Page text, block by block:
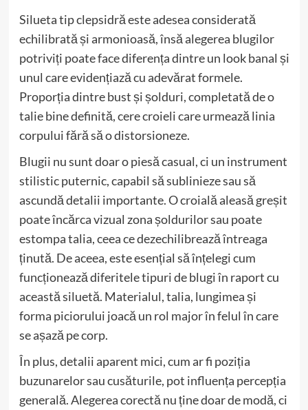
Silueta tip clepsidră este adesea considerată
echilibrată și armonioasă, însă alegerea blugilor
potriviți poate face diferența dintre un look banal și
unul care evidențiază cu adevărat formele.
Proporția dintre bust și șolduri, completată de o
talie bine definită, cere croieli care urmează linia
corpului fără să o distorsioneze.
Blugii nu sunt doar o piesă casual, ci un instrument
stilistic puternic, capabil să sublinieze sau să
ascundă detalii importante. O croială aleasă greșit
poate încărca vizual zona șoldurilor sau poate
estompa talia, ceea ce dezechilibrează întreaga
ținută. De aceea, este esențial să înțelegi cum
funcționează diferitele tipuri de blugi în raport cu
această siluetă. Materialul, talia, lungimea și
forma piciorului joacă un rol major în felul în care
se așază pe corp.
În plus, detalii aparent mici, cum ar fi poziția
buzunarelor sau cusăturile, pot influența percepția
generală. Alegerea corectă nu ține doar de modă, ci